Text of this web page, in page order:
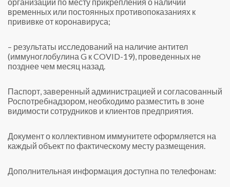
временных или постоянных противопоказаниях к
прививке от коронавируса;
– результаты исследований на наличие антител
(иммуноглобулина G к COVID-19), проведенных не
позднее чем месяц назад.
Паспорт, заверенный администрацией и согласованный
Роспотребнадзором, необходимо разместить в зоне
видимости сотрудников и клиентов предприятия.
Документ о коллективном иммунитете оформляется на
каждый объект по фактическому месту размещения.
Дополнительная информация доступна по телефонам: